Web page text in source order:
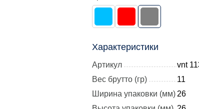
Характеристики
Артикул
vnt
Вес брутто (гр)
11
Ширина упаковки (мм) 26